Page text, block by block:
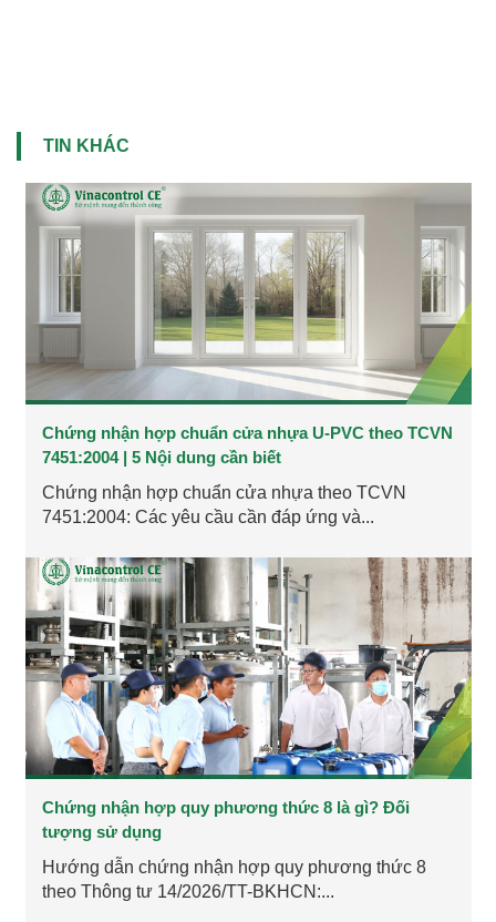
TIN KHÁC
Chứng nhận hợp chuẩn cửa nhựa U-PVC theo TCVN
7451:2004 | 5 Nội dung cần biết
Chứng nhận hợp chuẩn cửa nhựa theo TCVN
7451:2004: Các yêu cầu cần đáp ứng và...
Chứng nhận hợp quy phương thức 8 là gì? Đối
tượng sử dụng
Hướng dẫn chứng nhận hợp quy phương thức 8
theo Thông tư 14/2026/TT-BKHCN:...